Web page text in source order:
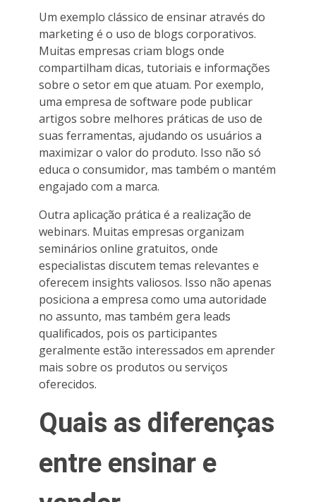
Um exemplo clássico de ensinar através do
marketing é o uso de blogs corporativos.
Muitas empresas criam blogs onde
compartilham dicas, tutoriais e informações
sobre o setor em que atuam. Por exemplo,
uma empresa de software pode publicar
artigos sobre melhores práticas de uso de
suas ferramentas, ajudando os usuários a
maximizar o valor do produto. Isso não só
educa o consumidor, mas também o mantém
engajado com a marca.
Outra aplicação prática é a realização de
webinars. Muitas empresas organizam
seminários online gratuitos, onde
especialistas discutem temas relevantes e
oferecem insights valiosos. Isso não apenas
posiciona a empresa como uma autoridade
no assunto, mas também gera leads
qualificados, pois os participantes
geralmente estão interessados em aprender
mais sobre os produtos ou serviços
oferecidos.
Quais as diferenças
entre ensinar e